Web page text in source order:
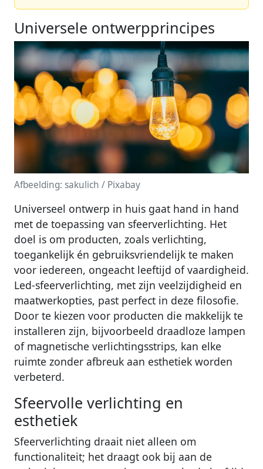
Universele ontwerpprincipes
Afbeelding: sakulich / Pixabay
Universeel ontwerp in huis gaat hand in hand
met de toepassing van sfeerverlichting. Het
doel is om producten, zoals verlichting,
toegankelijk én gebruiksvriendelijk te maken
voor iedereen, ongeacht leeftijd of vaardigheid.
Led-sfeerverlichting, met zijn veelzijdigheid en
maatwerkopties, past perfect in deze filosofie.
Door te kiezen voor producten die makkelijk te
installeren zijn, bijvoorbeeld draadloze lampen
of magnetische verlichtingsstrips, kan elke
ruimte zonder afbreuk aan esthetiek worden
verbeterd.
Sfeervolle verlichting en
esthetiek
Sfeerverlichting draait niet alleen om
functionaliteit; het draagt ook bij aan de